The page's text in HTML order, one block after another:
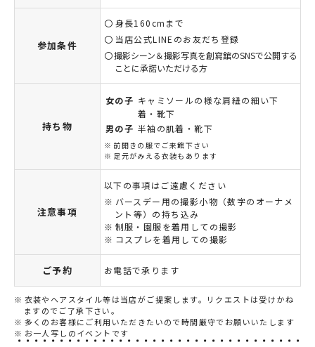
参加条件
身長160cmまで
当店公式LINEのお友だち登録
撮影シーン＆撮影写真を創寫舘のSNSで公開する
ことに承諾いただける方
持ち物
女の子 キャミソールの様な肩紐の細い下
着・靴下
男の子 半袖の肌着・靴下
前開きの服でご来館下さい
足元がみえる衣装もあります
注意事項
以下の事項はご遠慮ください
バースデー用の撮影小物（数字のオーナメ
ント等）の持ち込み
制服・園服を着用しての撮影
コスプレを着用しての撮影
ご予約 お電話で承ります
衣装やヘアスタイル等は当店がご提案します。リクエストは受けかね
ますのでご了承下さい。
多くのお客様にご利用いただきたいので時間厳守でお願いいたします
お一人写しのイベントです